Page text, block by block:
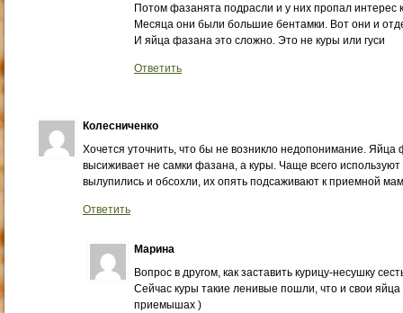
Потом фазанята подрасли и у них пропал интерес
Месяца они были большие бентамки. Вот они и
И яйца фазана это сложно. Это не куры или гуси
Ответить
Колесниченко
Хочется уточнить, что бы не возникло недопонимание.
высиживает не самки фазана, а куры. Чаще всего используют
вылупились и обсохли, их опять подсаживают к приемной
Ответить
Марина
Вопрос в другом, как заставить курицу-несушку
Сейчас куры такие ленивые пошли, что и свои
приемышах )